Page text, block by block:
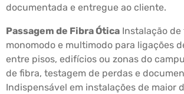
documentada e entregue ao cliente.
Passagem de Fibra Ótica Instalação
monomodo e multimodo para ligações
entre pisos, edifícios ou zonas do
de fibra, testagem de perdas e
Indispensável em instalações de maior